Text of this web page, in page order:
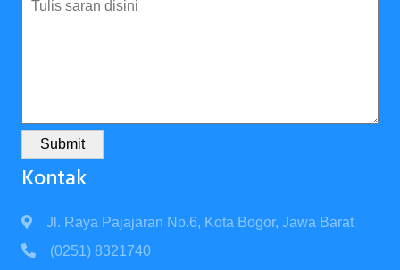
Submit
Kontak
Jl. Raya Pajajaran No.6, Kota Bogor, Jawa Barat
(0251) 8321740